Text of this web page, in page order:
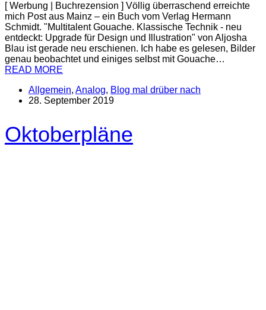
[ Werbung | Buchrezension ] Völlig überraschend erreichte
mich Post aus Mainz – ein Buch vom Verlag Hermann
Schmidt. "Multitalent Gouache. Klassische Technik - neu
entdeckt: Upgrade für Design und Illustration" von Aljosha
Blau ist gerade neu erschienen. Ich habe es gelesen, Bilder
genau beobachtet und einiges selbst mit Gouache…
READ MORE
Allgemein, Analog, Blog mal drüber nach
28. September 2019
Oktoberpläne